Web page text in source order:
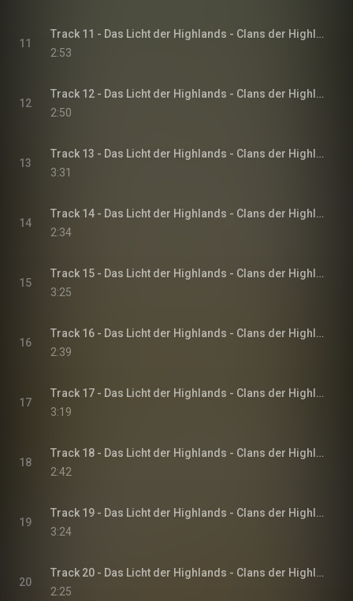
11
Track 11 - Das Licht der Highlands - Clans der Highlands-Reihe, Band 1
2:53
12
Track 12 - Das Licht der Highlands - Clans der Highlands-Reihe, Band 1
2:50
13
Track 13 - Das Licht der Highlands - Clans der Highlands-Reihe, Band 1
3:31
14
Track 14 - Das Licht der Highlands - Clans der Highlands-Reihe, Band 1
2:34
15
Track 15 - Das Licht der Highlands - Clans der Highlands-Reihe, Band 1
3:25
16
Track 16 - Das Licht der Highlands - Clans der Highlands-Reihe, Band 1
2:39
17
Track 17 - Das Licht der Highlands - Clans der Highlands-Reihe, Band 1
3:19
18
Track 18 - Das Licht der Highlands - Clans der Highlands-Reihe, Band 1
2:42
19
Track 19 - Das Licht der Highlands - Clans der Highlands-Reihe, Band 1
3:24
20
Track 20 - Das Licht der Highlands - Clans der Highlands-Reihe, Band 1
2:25